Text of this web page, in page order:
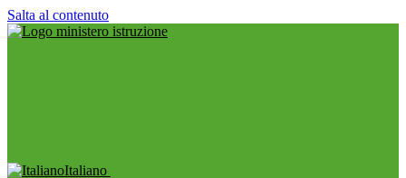
Salta al contenuto
Italiano